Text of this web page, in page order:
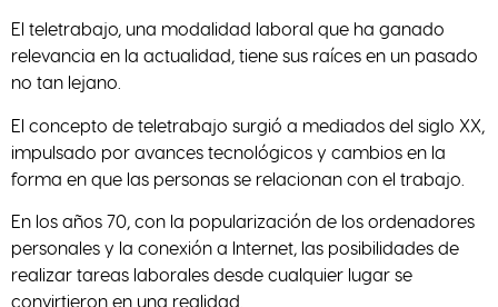
El teletrabajo, una modalidad laboral que ha ganado
relevancia en la actualidad, tiene sus raíces en un pasado
no tan lejano.
El concepto de teletrabajo surgió a mediados del siglo XX,
impulsado por avances tecnológicos y cambios en la
forma en que las personas se relacionan con el trabajo.
En los años 70, con la popularización de los ordenadores
personales y la conexión a Internet, las posibilidades de
realizar tareas laborales desde cualquier lugar se
convirtieron en una realidad.